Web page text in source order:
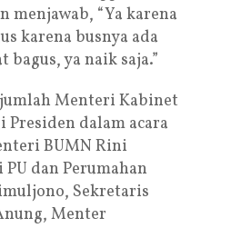
menjawab, “Ya karena
karena busnya ada
ya naik saja.”
Menteri Kabinet
dalam acara
BUMN Rini
dan Perumahan
Sekretaris
Menter